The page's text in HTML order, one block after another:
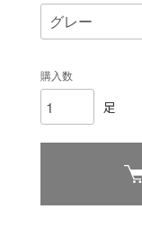
購入数
足